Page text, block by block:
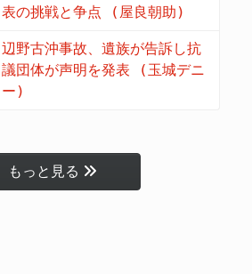
表の挑戦と争点 (屋良朝助)
辺野古沖事故、遺族が告訴し抗
議団体が声明を発表 (玉城デニ
ー)
もっと見る